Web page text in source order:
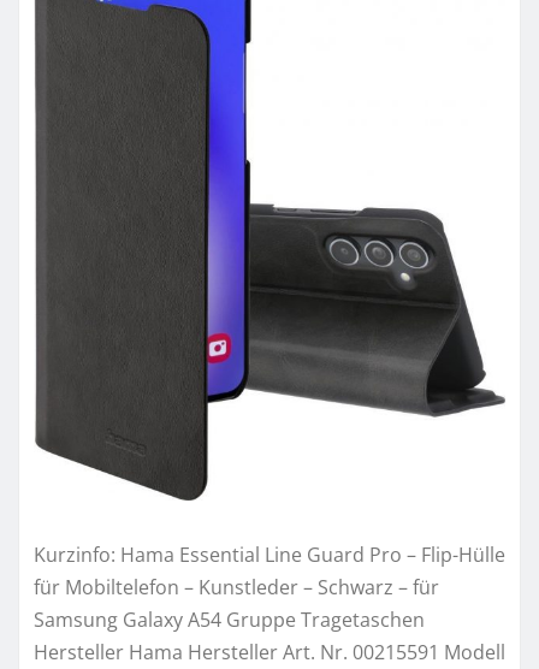
Kurzinfo: Hama Essential Line Guard Pro – Flip-Hülle
für Mobiltelefon – Kunstleder – Schwarz – für
Samsung Galaxy A54 Gruppe Tragetaschen
Hersteller Hama Hersteller Art. Nr. 00215591 Modell